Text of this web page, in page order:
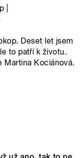
|
Deset let jsem
to patří k životu.
Martina Kociánová.